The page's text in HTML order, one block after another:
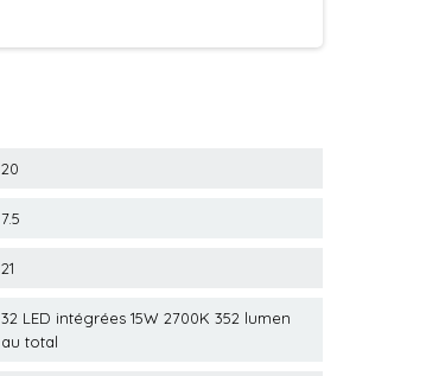
20
7.5
21
32 LED intégrées 15W 2700K 352 lumen
au total